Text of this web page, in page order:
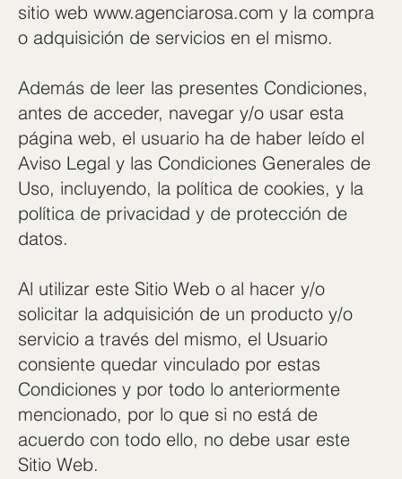
sitio web www.agenciarosa.com y la compra
o adquisición de servicios en el mismo.
Además de leer las presentes Condiciones,
antes de acceder, navegar y/o usar esta
página web, el usuario ha de haber leído el
Aviso Legal y las Condiciones Generales de
Uso, incluyendo, la política de cookies, y la
política de privacidad y de protección de
datos.
Al utilizar este Sitio Web o al hacer y/o
solicitar la adquisición de un producto y/o
servicio a través del mismo, el Usuario
consiente quedar vinculado por estas
Condiciones y por todo lo anteriormente
mencionado, por lo que si no está de
acuerdo con todo ello, no debe usar este
Sitio Web.